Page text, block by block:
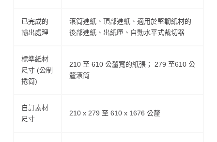
已完成的
輸出處理
滾筒進紙、頂部進紙、適用於堅韌紙材的
後部進紙、出紙匣、自動水平式裁切器
標準紙材
尺寸 (公制
捲筒)
210 至 610 公釐寬的紙張； 279 至610 公
釐滾筒
自訂素材
尺寸
210 x 279 至 610 x 1676 公釐